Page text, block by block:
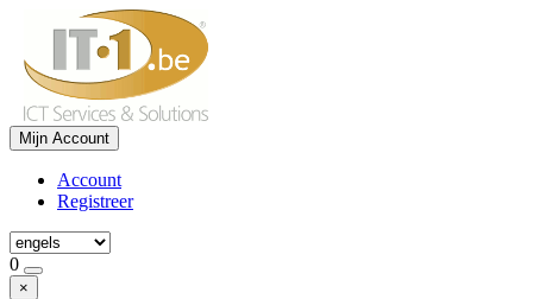
Mijn Account
Account
Registreer
0
×